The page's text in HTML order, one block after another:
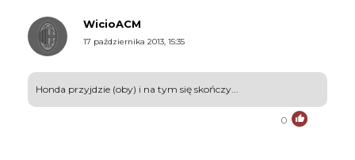
WicioACM
17 października 2013, 15:35
Honda przyjdzie (oby) i na tym się skończy...
0